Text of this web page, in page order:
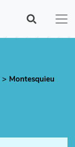
Montesquieu